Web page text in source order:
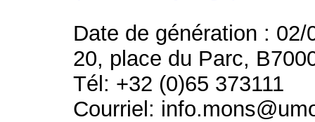
Date de génération : 02/
20, place du Parc,
Tél: +32 (0)65 373111
Courriel: